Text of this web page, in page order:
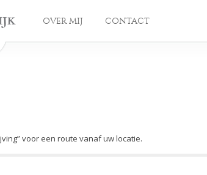
OVER MIJ CONTACT
voor een route vanaf uw locatie.